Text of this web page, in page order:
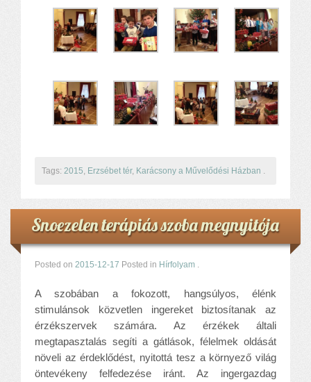
Tags: 2015, Erzsébet tér, Karácsony a Művelődési Házban .
Snoezelen terápiás szoba megnyitója
Posted on 2015-12-17 Posted in Hírfolyam .
A szobában a fokozott, hangsúlyos, élénk
stimulánsok közvetlen ingereket biztosítanak az
érzékszervek számára. Az érzékek általi
megtapasztalás segíti a gátlások, félelmek oldását
növeli az érdeklődést, nyitottá tesz a környező világ
öntevékeny felfedezése iránt. Az ingergazdag